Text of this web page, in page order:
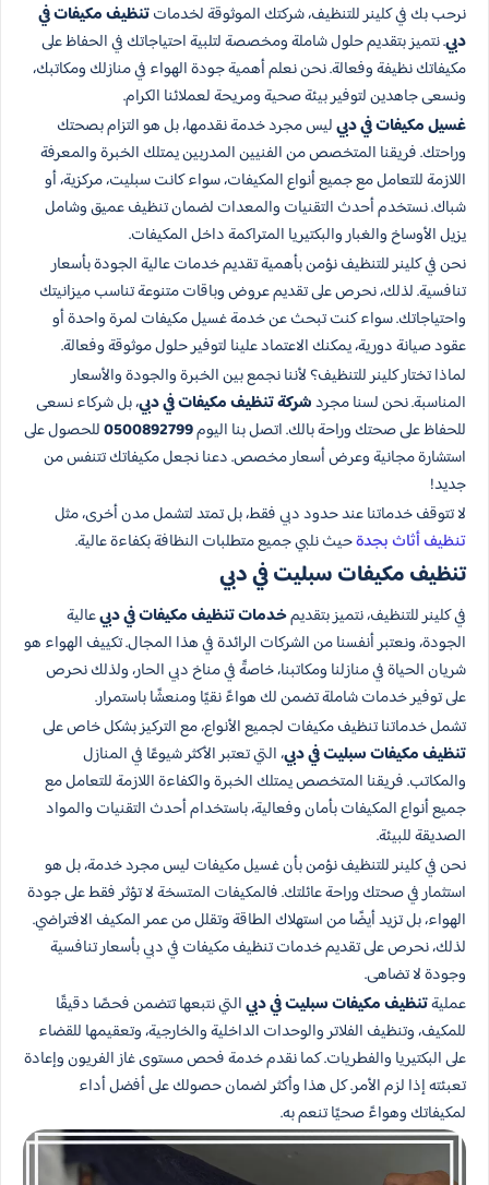
نرحب بك في كلينر للتنظيف، شركتك الموثوقة لخدماتتنظيف مكيفات في
دبي. نتميز بتقديم حلول شاملة ومخصصة لتلبية احتياجاتك في الحفاظ على
مكيفاتك نظيفة وفعالة. نحن نعلم أهمية جودة الهواء في منازلك ومكاتبك،
ونسعى جاهدين لتوفير بيئة صحية ومريحة لعملائنا الكرام.
غسيل مكيفات في دبيليس مجرد خدمة نقدمها، بل هو التزام بصحتك
وراحتك. فريقنا المتخصص من الفنيين المدربين يمتلك الخبرة والمعرفة
اللازمة للتعامل مع جميع أنواع المكيفات، سواء كانت سبليت، مركزية، أو
شباك. نستخدم أحدث التقنيات والمعدات لضمان تنظيف عميق وشامل
يزيل الأوساخ والغبار والبكتيريا المتراكمة داخل المكيفات.
نحن في كلينر للتنظيف نؤمن بأهمية تقديم خدمات عالية الجودة بأسعار
تنافسية. لذلك، نحرص على تقديم عروض وباقات متنوعة تناسب ميزانيتك
واحتياجاتك. سواء كنت تبحث عن خدمة غسيل مكيفات لمرة واحدة أو
عقود صيانة دورية، يمكنك الاعتماد علينا لتوفير حلول موثوقة وفعالة.
لماذا تختار كلينر للتنظيف؟ لأننا نجمع بين الخبرة والجودة والأسعار
المناسبة. نحن لسنا مجردشركة تنظيف مكيفات في دبي، بل شركاء نسعى
للحفاظ على صحتك وراحة بالك. اتصل بنا اليوم0500892799للحصول على
استشارة مجانية وعرض أسعار مخصص. دعنا نجعل مكيفاتك تتنفس من
جديد!
لا تتوقف خدماتنا عند حدود دبي فقط، بل تمتد لتشمل مدن أخرى، مثل
تنظيف أثاث بجدةحيث نلبي جميع متطلبات النظافة بكفاءة عالية.
تنظيف مكيفات سبليت في دبي
في كلينر للتنظيف، نتميز بتقديمخدمات تنظيف مكيفات في دبيعالية
الجودة، ونعتبر أنفسنا من الشركات الرائدة في هذا المجال. تكييف الهواء هو
شريان الحياة في منازلنا ومكاتبنا، خاصةً في مناخ دبي الحار، ولذلك نحرص
على توفير خدمات شاملة تضمن لك هواءً نقيًا ومنعشًا باستمرار.
تشمل خدماتنا تنظيف مكيفات لجميع الأنواع، مع التركيز بشكل خاص على
تنظيف مكيفات سبليت في دبي، التي تعتبر الأكثر شيوعًا في المنازل
والمكاتب. فريقنا المتخصص يمتلك الخبرة والكفاءة اللازمة للتعامل مع
جميع أنواع المكيفات بأمان وفعالية، باستخدام أحدث التقنيات والمواد
الصديقة للبيئة.
نحن في كلينر للتنظيف نؤمن بأن غسيل مكيفات ليس مجرد خدمة، بل هو
استثمار في صحتك وراحة عائلتك. فالمكيفات المتسخة لا تؤثر فقط على جودة
الهواء، بل تزيد أيضًا من استهلاك الطاقة وتقلل من عمر المكيف الافتراضي.
لذلك، نحرص على تقديم خدمات تنظيف مكيفات في دبي بأسعار تنافسية
وجودة لا تضاهى.
عمليةتنظيف مكيفات سبليت في دبيالتي نتبعها تتضمن فحصًا دقيقًا
للمكيف، وتنظيف الفلاتر والوحدات الداخلية والخارجية، وتعقيمها للقضاء
على البكتيريا والفطريات. كما نقدم خدمة فحص مستوى غاز الفريون وإعادة
تعبئته إذا لزم الأمر. كل هذا وأكثر لضمان حصولك على أفضل أداء
لمكيفاتك وهواءً صحيًا تنعم به.